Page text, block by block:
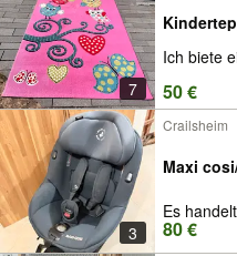
7
Ich biete
50 €
3
Crailsheim
Maxi
Es
80 €